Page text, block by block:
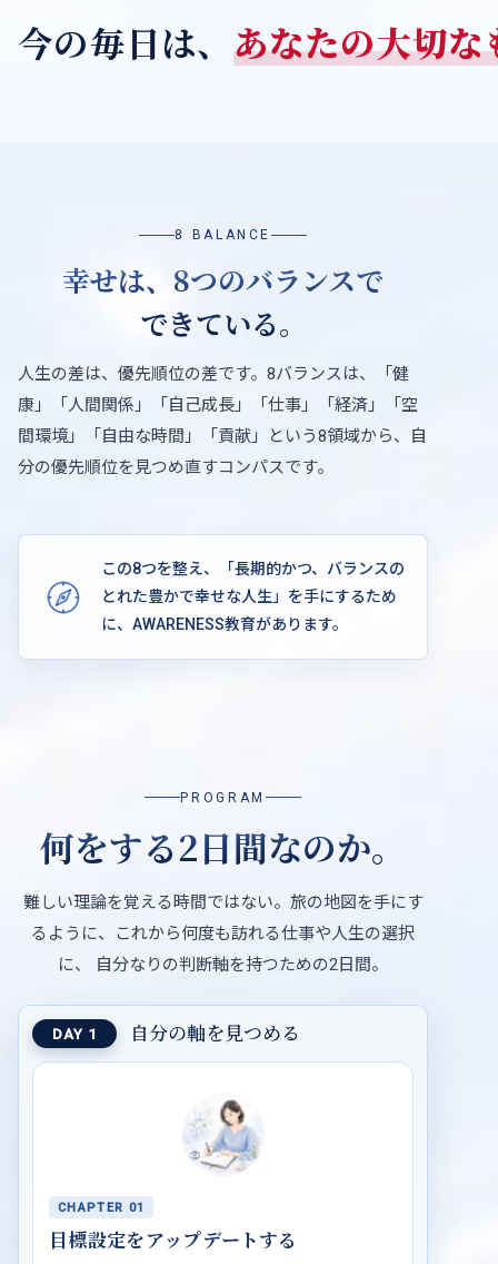
今の毎日は、 あなたの大切な
8 BALANCE
幸せは、 8つのバランスで
できている。
人生の差は、優先順位の差です。8バランスは、「健
康」「人間関係」「自己成長」「仕事」「経済」「空
間環境」「自由な時間」「貢献」という8領域から、自
分の優先順位を見つめ直すコンパスです。
この8つを整え、「長期的かつ、バランスの
とれた豊かで幸せな人生」を手にするため
に、 AWARENESS教育があります。
PROGRAM
何をする2日間なのか。
難しい理論を覚える時間ではない。 旅の地図を手にす
るように、これから何度も訪れる仕事や人生の選択
に、
自分なりの判断軸を持つための2日間。
DAY 1 自分の軸を見つめる
CHAPTER 01
目標設定をアップデートする